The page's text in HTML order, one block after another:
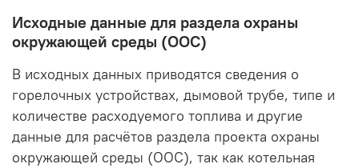
Исходные данные для раздела охраны
окружающей среды (ООС)
В исходных данных приводятся сведения о
горелочных устройствах, дымовой трубе, типе и
количестве расходуемого топлива и другие
данные для расчётов раздела проекта охраны
окружающей среды (ООС), так как котельная